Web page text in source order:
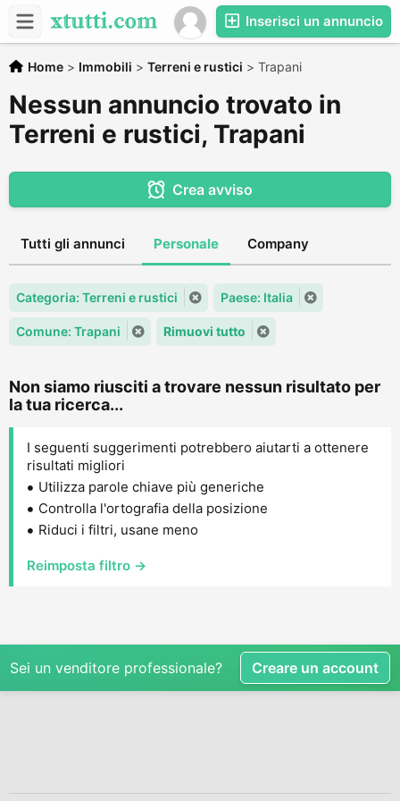
Inserisci un annuncio
Home > Immobili > Terreni e rustici > Trapani
Nessun annuncio trovato in
Terreni e rustici, Trapani
Crea avviso
Tutti gli annunci Personale Company
Categoria: Terreni e rustici Paese: Italia
Comune: Trapani Rimuovi tutto
Non siamo riusciti a trovare nessun risultato per
la tua ricerca...
I seguenti suggerimenti potrebbero aiutarti a ottenere
risultati migliori
Utilizza parole chiave più generiche
Controlla l'ortografia della posizione
Riduci i filtri, usane meno
Reimposta filtro →
Sei un venditore professionale? Creare un account